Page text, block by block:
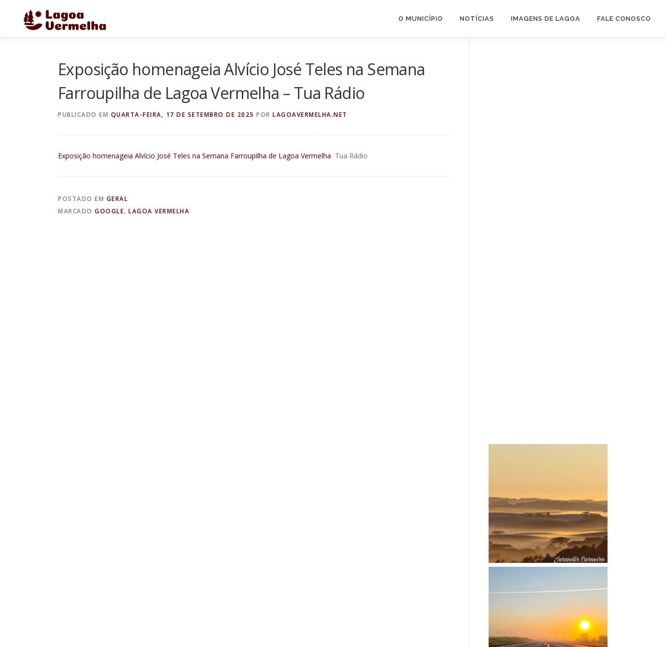
conteúdo
O MUNICÍPIO NOTÍCIAS IMAGENS DE LAGOA FALE CONOSCO
Exposição homenageia Alvício José Teles na Semana
Farroupilha de Lagoa Vermelha – Tua Rádio
PUBLICADO EM QUARTA-FEIRA, 17 DE SETEMBRO DE 2025 POR LAGOAVERMELHA.NET
Exposição homenageia Alvício José Teles na Semana Farroupilha de Lagoa Vermelha Tua Rádio
POSTADO EM GERAL
MARCADO GOOGLE, LAGOA VERMELHA